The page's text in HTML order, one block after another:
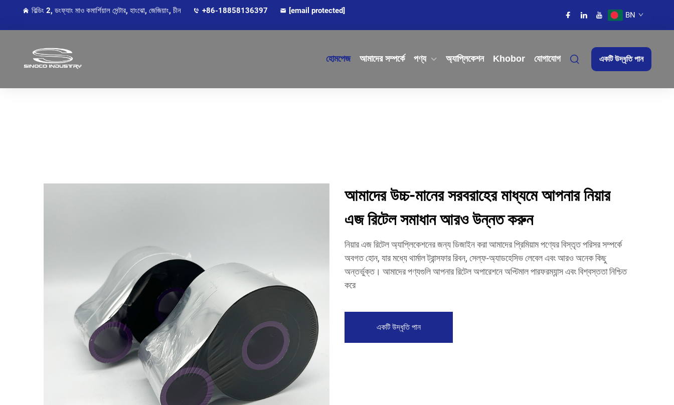
বিল্ডিং 2, ডংফ্যাং মাও কমার্শিয়াল সেন্টার, হাংঝো, জেজিয়াং, চীন +86-18858136397 [email protected] BN
হোমপেজ আমাদের সম্পর্কে পণ্য অ্যাপ্লিকেশন Khobor যোগাযোগ একটি উদ্ধৃতি পান
আমাদের উচ্চ-মানের সরবরাহের মাধ্যমে আপনার নিয়ার
এজ রিটেল সমাধান আরও উন্নত করুন
নিয়ার এজ রিটেল অ্যাপ্লিকেশনের জন্য ডিজাইন করা আমাদের প্রিমিয়াম পণ্যের বিস্তৃত পরিসর সম্পর্কে
অবগত হোন, যার মধ্যে থার্মাল ট্রান্সফার রিবন, সেল্ফ-অ্যাডহেসিভ লেবেল এবং আরও অনেক কিছু
অন্তর্ভুক্ত। আমাদের পণ্যগুলি আপনার রিটেল অপারেশনে অপ্টিমাল পারফরম্যান্স এবং বিশ্বস্ততা নিশ্চিত
করে
একটি উদ্ধৃতি পান